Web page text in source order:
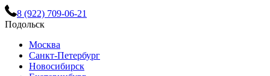
8 (922) 709-06-21
Подольск
Москва
Санкт-Петербург
Новосибирск